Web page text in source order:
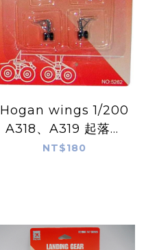
Hogan wings 1/200
A318、A319 起落架
機輪組
NT$180